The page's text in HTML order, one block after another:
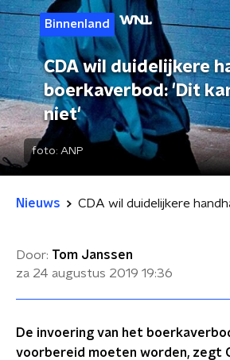
Binnenland
CDA wil duidelijkere
boerkaverbod: 'Dit
niet'
foto: ANP
Nieuws
Door: Tom Janssen
za 24 augustus 2019 19:36
De invoering van het
voorbereid moeten worden, zegt